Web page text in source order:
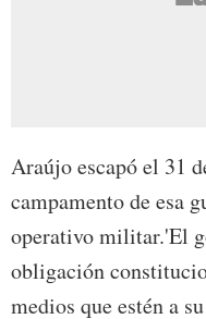
Araújo escapó el 31
campamento de esa
operativo militar.'El
obligación
medios que estén a